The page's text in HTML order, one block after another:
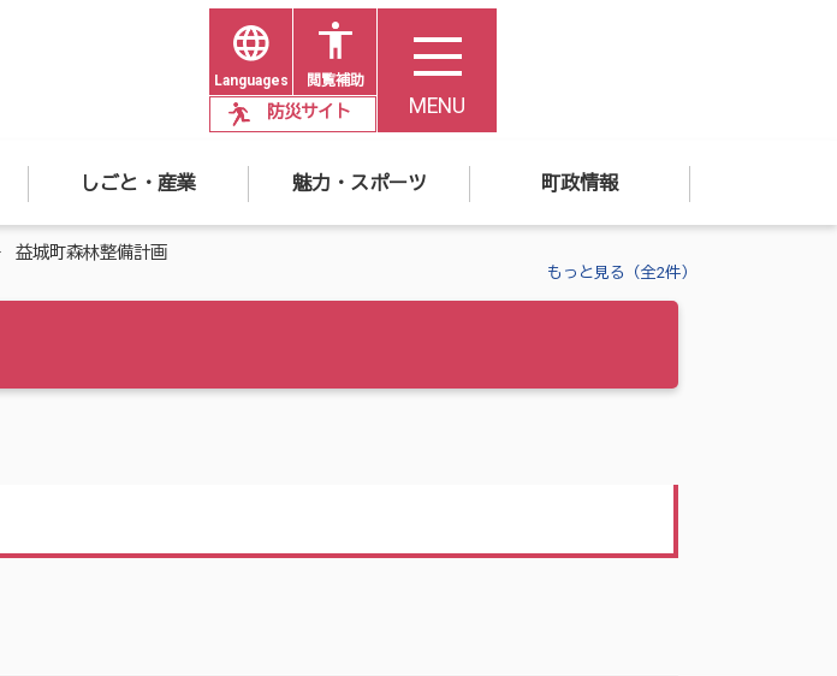
Languages 閲覧補助
防災サイト MENU
しごと・産業 魅力・スポーツ 町政情報
益城町森林整備計画
もっと見る（全2件）